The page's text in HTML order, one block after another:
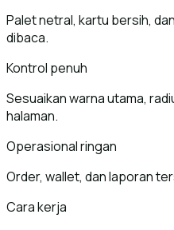
Palet netral, kartu bersih,
dibaca.
Kontrol penuh
Sesuaikan warna utama,
halaman.
Operasional ringan
Order, wallet, dan laporan
Cara kerja